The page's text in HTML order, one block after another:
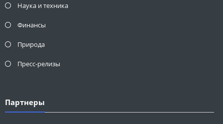
Наука и техника
Финансы
Природа
Пресс-релизы
Партнеры